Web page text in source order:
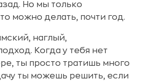
Но мы только
можно делать, почти год.
наглый,
Когда у тебя нет
ты просто тратишь много
ты можешь решить, если